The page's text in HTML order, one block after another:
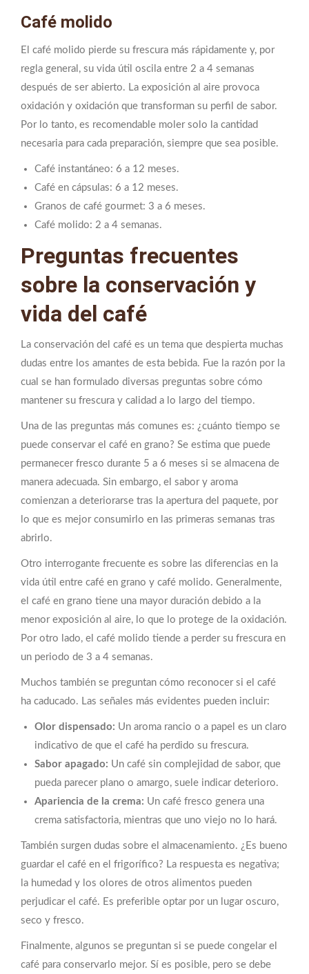
Café molido
El café molido pierde su frescura más rápidamente y, por
regla general, su vida útil oscila entre 2 a 4 semanas
después de ser abierto. La exposición al aire provoca
oxidación y oxidación que transforman su perfil de sabor.
Por lo tanto, es recomendable moler solo la cantidad
necesaria para cada preparación, siempre que sea posible.
Café instantáneo: 6 a 12 meses.
Café en cápsulas: 6 a 12 meses.
Granos de café gourmet: 3 a 6 meses.
Café molido: 2 a 4 semanas.
Preguntas frecuentes
sobre la conservación y
vida del café
La conservación del café es un tema que despierta muchas
dudas entre los amantes de esta bebida. Fue la razón por la
cual se han formulado diversas preguntas sobre cómo
mantener su frescura y calidad a lo largo del tiempo.
Una de las preguntas más comunes es: ¿cuánto tiempo se
puede conservar el café en grano? Se estima que puede
permanecer fresco durante 5 a 6 meses si se almacena de
manera adecuada. Sin embargo, el sabor y aroma
comienzan a deteriorarse tras la apertura del paquete, por
lo que es mejor consumirlo en las primeras semanas tras
abrirlo.
Otro interrogante frecuente es sobre las diferencias en la
vida útil entre café en grano y café molido. Generalmente,
el café en grano tiene una mayor duración debido a la
menor exposición al aire, lo que lo protege de la oxidación.
Por otro lado, el café molido tiende a perder su frescura en
un periodo de 3 a 4 semanas.
Muchos también se preguntan cómo reconocer si el café
ha caducado. Las señales más evidentes pueden incluir:
Olor dispensado: Un aroma rancio o a papel es un claro
indicativo de que el café ha perdido su frescura.
Sabor apagado: Un café sin complejidad de sabor, que
pueda parecer plano o amargo, suele indicar deterioro.
Apariencia de la crema: Un café fresco genera una
crema satisfactoria, mientras que uno viejo no lo hará.
También surgen dudas sobre el almacenamiento. ¿Es bueno
guardar el café en el frigorífico? La respuesta es negativa;
la humedad y los olores de otros alimentos pueden
perjudicar el café. Es preferible optar por un lugar oscuro,
seco y fresco.
Finalmente, algunos se preguntan si se puede congelar el
café para conservarlo mejor. Sí es posible, pero se debe